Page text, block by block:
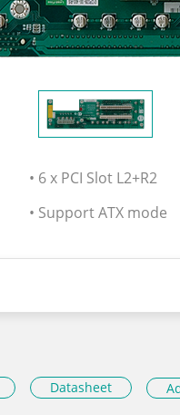
• 6 x PCI Slot L2+R2
• Support ATX mode
Datasheet